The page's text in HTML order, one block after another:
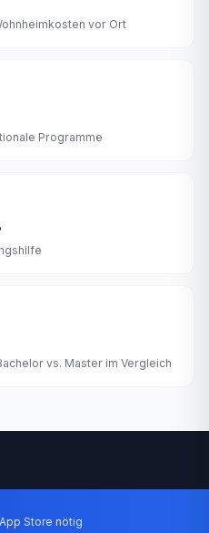
vor Ort
Programme
vs. Master im Vergleich
Store nötig